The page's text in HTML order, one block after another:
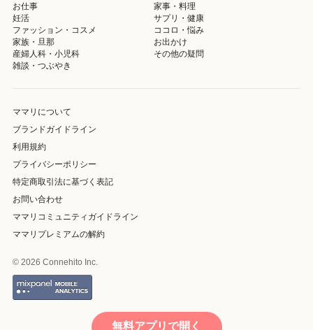
お仕事
家事・料理
妊活
サプリ・健康
ファッション・コスメ
ココロ・悩み
家族・旦那
お出かけ
産婦人科・小児科
その他の疑問
雑談・つぶやき
ママリについて
ブランドガイドライン
利用規約
プライバシーポリシー
特定商取引法に基づく表記
お問い合わせ
ママリコミュニティガイドライン
ママリプレミアムの解約
© 2026 Connehito Inc.
無料アプリで開く